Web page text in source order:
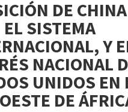
DE
EL SISTEMA
Y
NACIONAL
UNIDOS EN
DE